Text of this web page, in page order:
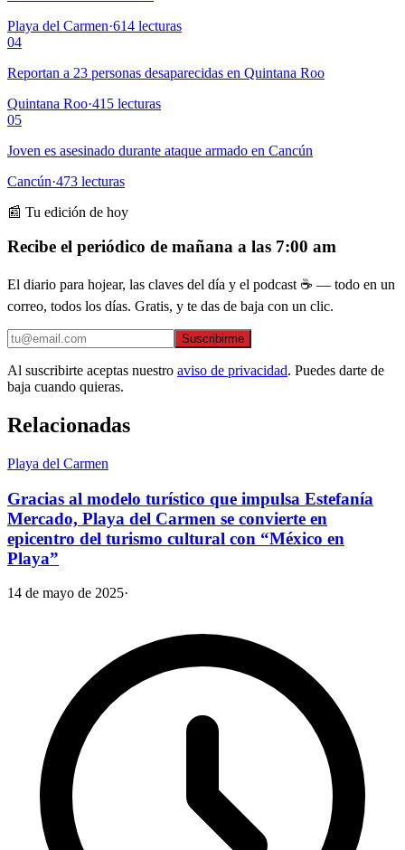
Playa del Carmen·614 lecturas
04
Reportan a 23 personas desaparecidas en Quintana Roo
Quintana Roo·415 lecturas
05
Joven es asesinado durante ataque armado en Cancún
Cancún·473 lecturas
📰 Tu edición de hoy
Recibe el periódico de mañana a las 7:00 am
El diario para hojear, las claves del día y el podcast ☕ — todo en un
correo, todos los días. Gratis, y te das de baja con un clic.
Suscribirme
Al suscribirte aceptas nuestro aviso de privacidad. Puedes darte de
baja cuando quieras.
Relacionadas
Playa del Carmen
Gracias al modelo turístico que impulsa Estefanía
Mercado, Playa del Carmen se convierte en
epicentro del turismo cultural con “México en
Playa”
14 de mayo de 2025·